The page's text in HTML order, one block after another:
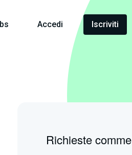
Accedi Iscriviti
Richieste